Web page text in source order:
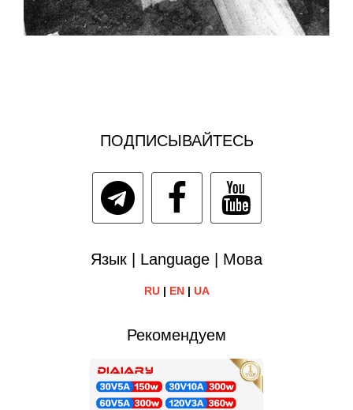
ПОДПИСЫВАЙТЕСЬ
Язык | Language | Мова
RU| EN| UA
Рекомендуем